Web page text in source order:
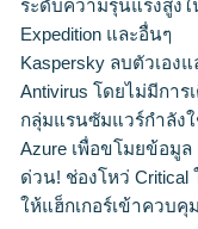
ระดับความรุนแรงสูง
Expedition และอื่นๆ
Kaspersky ลบตัวเอง
Antivirus โดยไม่มีการ
กลุ่มแรนซัมแวร์กำลังใ
Azure เพื่อขโมยข้อมูล
ด่วน! ช่องโหว่ Critical
ให้แฮ็กเกอร์เข้าควบคุ